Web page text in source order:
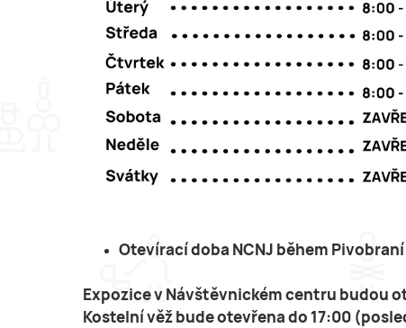
Otevírací doba NCNJ během
Expozice v Návštěvnickém centru budou
Kostelní věž bude otevřena do 17:00